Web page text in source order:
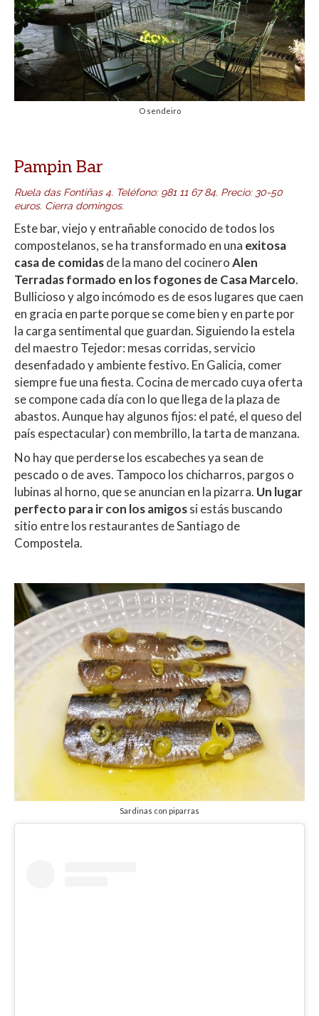
O sendeiro
Pampin Bar
Ruela das Fontiñas 4. Teléfono: 981 11 67 84. Precio: 30-50
euros. Cierra domingos.
Este bar, viejo y entrañable conocido de todos los
compostelanos, se ha transformado en una exitosa
casa de comidasde la mano del cocineroAlen
Terradas formado en los fogones de Casa Marcelo.
Bullicioso y algo incómodo es de esos lugares que caen
en gracia en parte porque se come bien y en parte por
la carga sentimental que guardan. Siguiendo la estela
del maestro Tejedor: mesas corridas, servicio
desenfadado y ambiente festivo. En Galicia, comer
siempre fue una fiesta. Cocina de mercado cuya oferta
se compone cada día con lo que llega de la plaza de
abastos. Aunque hay algunos fijos: el paté, el queso del
país espectacular) con membrillo, la tarta de manzana.
No hay que perderse los escabeches ya sean de
pescado o de aves. Tampoco los chicharros, pargos o
lubinas al horno, que se anuncian en la pizarra. Un lugar
perfecto para ir con los amigossi estás buscando
sitio entre los restaurantes de Santiago de
Compostela.
Sardinas con piparras